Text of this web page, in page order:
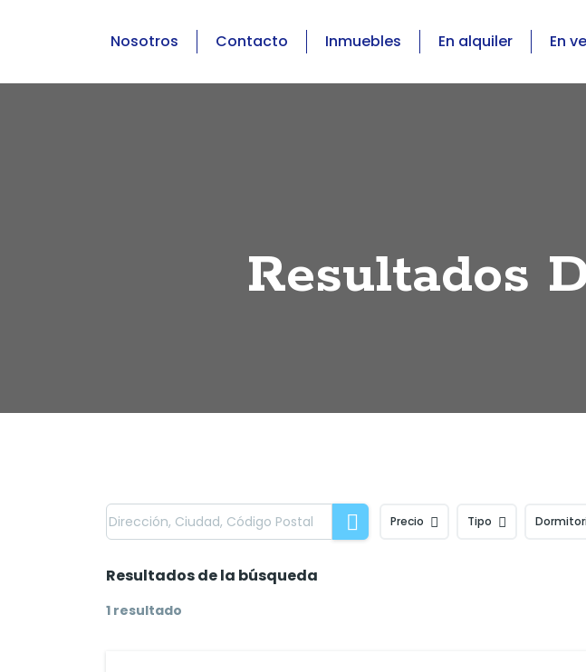
Nosotros Contacto Inmuebles En alquiler En
Resultados
Precio Tipo
Resultados de la búsqueda
1 resultado